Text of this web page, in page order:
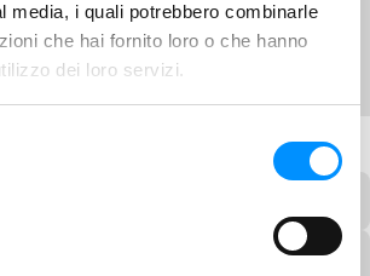
media, i quali potrebbero combinarle
che hai fornito loro o che hanno
dei loro servizi.